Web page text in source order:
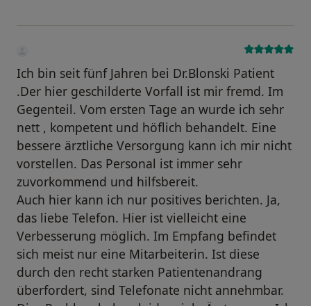
Ich bin seit fünf Jahren bei Dr.Blonski Patient
.Der hier geschilderte Vorfall ist mir fremd. Im
Gegenteil. Vom ersten Tage an wurde ich sehr
nett , kompetent und höflich behandelt. Eine
bessere ärztliche Versorgung kann ich mir nicht
vorstellen. Das Personal ist immer sehr
zuvorkommend und hilfsbereit.
Auch hier kann ich nur positives berichten. Ja,
das liebe Telefon. Hier ist vielleicht eine
Verbesserung möglich. Im Empfang befindet
sich meist nur eine Mitarbeiterin. Ist diese
durch den recht starken Patientenandrang
überfordert, sind Telefonate nicht annehmbar.